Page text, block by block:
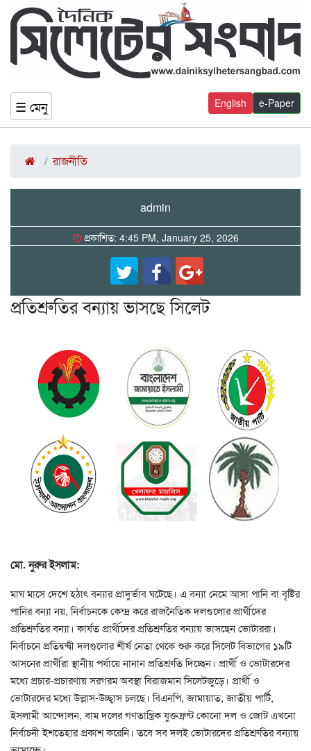
☰ মেনু e-Paper
English
রাজনীতি
admin
প্রকাশিত: 4:45 PM, January 25, 2026
প্রতিশ্রুতির বন্যায় ভাসছে সিলেট
মো. নুরুর ইসলাম:
মাঘ মাসে দেশে হঠাৎ বন্যার প্রাদুর্ভাব ঘটেছে। এ বন্যা নেমে আসা পানি বা বৃষ্টির
পানির বন্যা নয়, নির্বাচনকে কেন্দ্র করে রাজনৈতিক দলগুলোর প্রার্থীদের
প্রতিশ্রুতির বন্যা। কার্যত প্রার্থীদের প্রতিশ্রুতির বন্যায় ভাসছেন ভোটাররা।
নির্বাচনে প্রতিদ্বন্দ্বী দলগুলোর শীর্ষ নেতা থেকে শুরু করে সিলেট বিভাগের ১৯টি
আসনের প্রার্থীরা স্থানীয় পর্যায়ে নানান প্রতিশ্রুতি দিচ্ছেন। প্রার্থী ও ভোটারদের
মধ্যে প্রচার-প্রচারণায় সরগরম অবস্থা বিরাজমান সিলেটজুড়ে। প্রার্থী ও
ভোটারদের মধ্যে উল্লাস-উচ্ছ্বাস চলছে। বিএনপি, জামায়াত, জাতীয় পার্টি,
ইসলামী আন্দোলন, বাম দলের গণতান্ত্রিক যুক্তফ্রন্ট কোনো দল ও জোট এখনো
নির্বাচনী ইশতেহার প্রকাশ করেনি। তবে সব দলই ভোটারদের প্রতিশ্রুতির বন্যায়